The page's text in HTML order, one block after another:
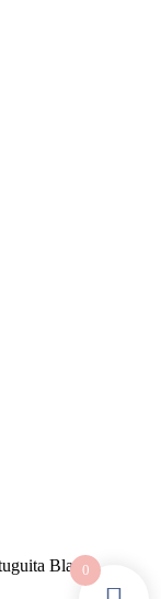
Blanca.
0